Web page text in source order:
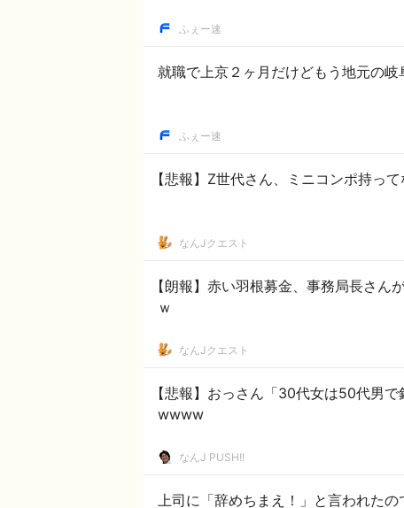
ふぇー速
就職で上京２ヶ月だけどもう地元の
ふぇー速
【悲報】Z世代さん、ミニコンポ持っ
なんJクエスト
【朗報】赤い羽根募金、事務局長さ
ｗ
なんJクエスト
【悲報】おっさん「30代女は50代男
wwww
なんJ PUSH!!
上司に「辞めちまえ！」と言われた